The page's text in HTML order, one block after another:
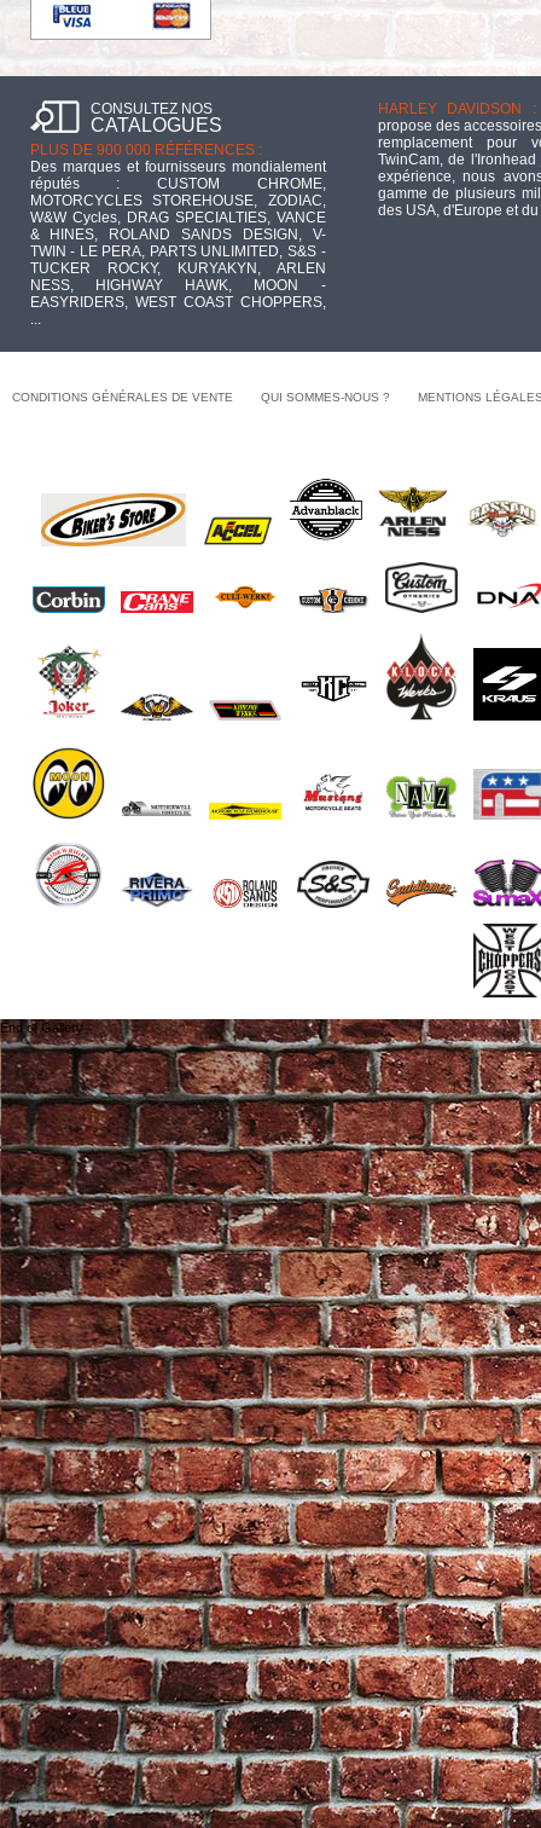
CONSULTEZ NOS
CATALOGUES
PLUS DE 900 000 RÉFÉRENCES :
Des marques et fournisseurs mondialement
réputés : CUSTOM CHROME,
MOTORCYCLES STOREHOUSE, ZODIAC,
W&W Cycles, DRAG SPECIALTIES, VANCE
& HINES, ROLAND SANDS DESIGN, V-
TWIN - LE PERA, PARTS UNLIMITED, S&S -
TUCKER ROCKY, KURYAKYN, ARLEN
NESS, HIGHWAY HAWK, MOON -
EASYRIDERS, WEST COAST CHOPPERS,
...
HARLEY DAVIDSON :
propose des
remplacement pour
TwinCam, de
expérience, nous
gamme de plusieurs
des USA, d'Europe et
CONDITIONS GÉNÉRALES DE VENTE QUI SOMMES-NOUS ? MENTIONS
End of Gallery